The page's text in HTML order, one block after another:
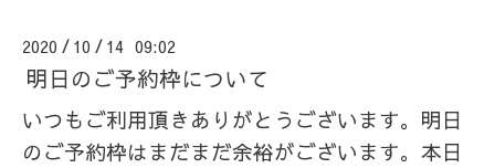
2020 / 10 / 14 09:02
明日のご予約枠について
いつもご利用頂きありがとうございます。明日
のご予約枠はまだまだ余裕がございます。本日